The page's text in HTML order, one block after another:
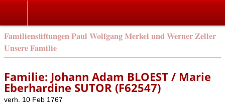
Familienstiftungen Paul Wolfgang Merkel und Werner Zeller
Unsere Familie
Familie: Johann Adam BLOEST / Marie
Eberhardine SUTOR (F62547)
verh. 10 Feb 1767